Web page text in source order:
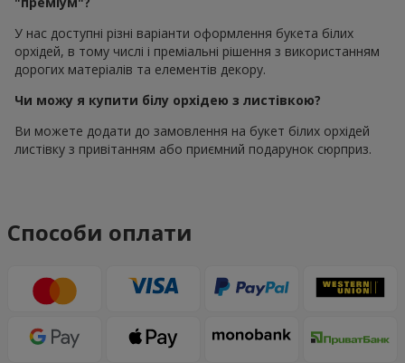
У нас доступні різні варіанти оформлення букета білих
орхідей, в тому числі і преміальні рішення з використанням
дорогих матеріалів та елементів декору.
Чи можу я купити білу орхідею з листівкою?
Ви можете додати до замовлення на букет білих орхідей
листівку з привітанням або приємний подарунок сюрприз.
Способи оплати